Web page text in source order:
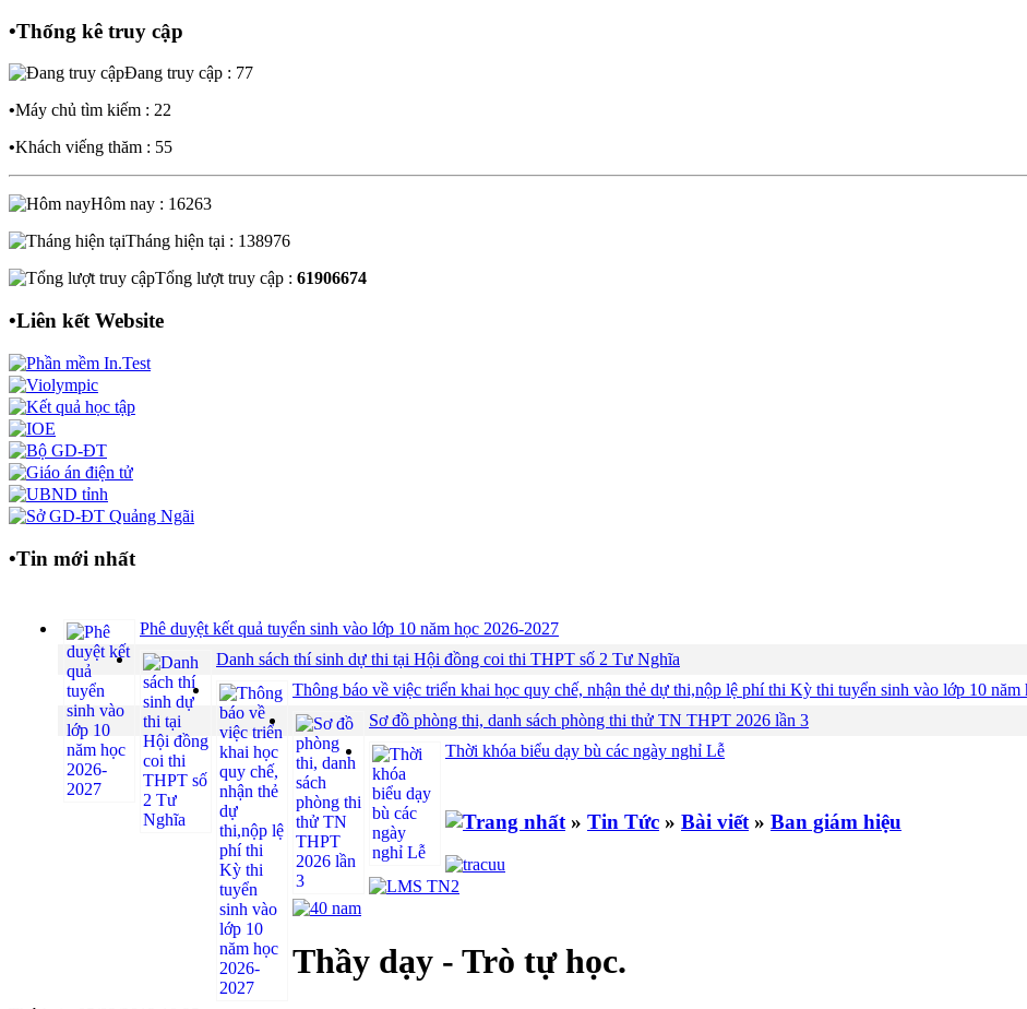
•Thống kê truy cập
Đang truy cập : 77
•Máy chủ tìm kiếm : 22
•Khách viếng thăm : 55
Hôm nay : 16263
Tháng hiện tại : 138976
Tổng lượt truy cập : 61906674
•Liên kết Website
•Tin mới nhất
Phê duyệt kết quả tuyển sinh vào lớp 10 năm học 2026-2027
Danh sách thí sinh dự thi tại Hội đồng coi thi THPT số 2 Tư Nghĩa
Thông báo về việc triển khai học quy chế, nhận thẻ dự thi,nộp lệ phí thi Kỳ thi tuyển sinh vào lớp 10 năm
Sơ đồ phòng thi, danh sách phòng thi thử TN THPT 2026 lần 3
Thời khóa biểu dạy bù các ngày nghỉ Lễ
» Tin Tức » Bài viết » Ban giám hiệu
Thầy dạy - Trò tự học.